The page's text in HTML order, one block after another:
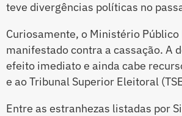
teve divergências políticas no
Curiosamente, o Ministério Público
manifestado contra a cassação. A
efeito imediato e ainda cabe
e ao Tribunal Superior Eleitoral
Entre as estranhezas listadas por